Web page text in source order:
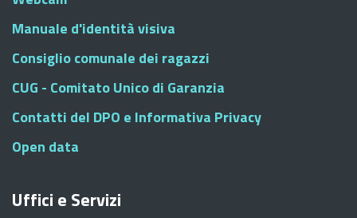
Manuale d'identità visiva
Consiglio comunale dei ragazzi
CUG - Comitato Unico di Garanzia
Contatti del DPO e Informativa Privacy
Open data
Uffici e Servizi